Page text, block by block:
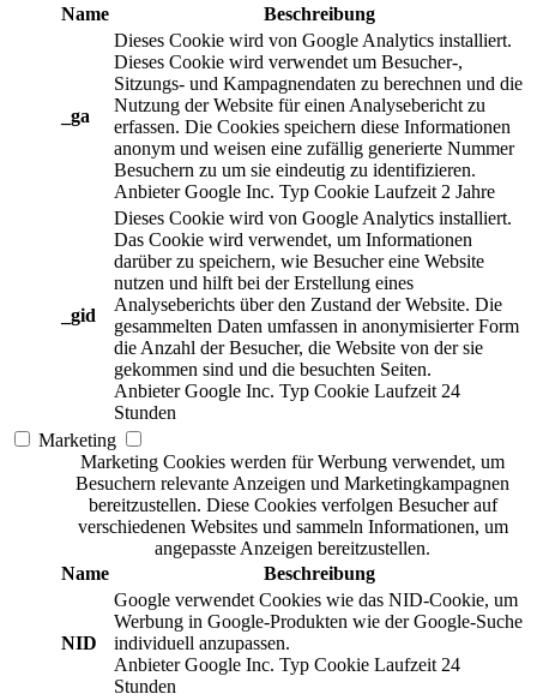
Name
Beschreibung
_ga
Dieses Cookie wird von Google Analytics installiert.
Dieses Cookie wird verwendet um Besucher-,
Sitzungs- und Kampagnendaten zu berechnen und die
Nutzung der Website für einen Analysebericht zu
erfassen. Die Cookies speichern diese Informationen
anonym und weisen eine zufällig generierte Nummer
Besuchern zu um sie eindeutig zu identifizieren.
Anbieter Google Inc. Typ Cookie Laufzeit 2 Jahre
_gid
Dieses Cookie wird von Google Analytics installiert.
Das Cookie wird verwendet, um Informationen
darüber zu speichern, wie Besucher eine Website
nutzen und hilft bei der Erstellung eines
Analyseberichts über den Zustand der Website. Die
gesammelten Daten umfassen in anonymisierter Form
die Anzahl der Besucher, die Website von der sie
gekommen sind und die besuchten Seiten.
Anbieter Google Inc. Typ Cookie Laufzeit 24
Stunden
Marketing
Marketing Cookies werden für Werbung verwendet, um
Besuchern relevante Anzeigen und Marketingkampagnen
bereitzustellen. Diese Cookies verfolgen Besucher auf
verschiedenen Websites und sammeln Informationen, um
angepasste Anzeigen bereitzustellen.
Name
Beschreibung
NID
Google verwendet Cookies wie das NID-Cookie, um
Werbung in Google-Produkten wie der Google-Suche
individuell anzupassen.
Anbieter Google Inc. Typ Cookie Laufzeit 24
Stunden